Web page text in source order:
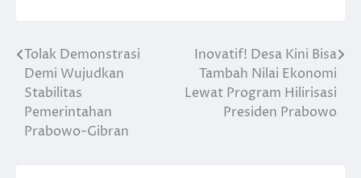
Post
navigation
Tolak Demonstrasi
Demi Wujudkan
Stabilitas
Pemerintahan
Prabowo-Gibran
Inovatif! Desa Kini Bisa
Tambah Nilai Ekonomi
Lewat Program Hilirisasi
Presiden Prabowo